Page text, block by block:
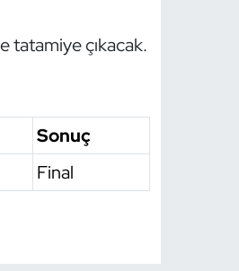
tatamiye çıkacak.
Sonuç
Final